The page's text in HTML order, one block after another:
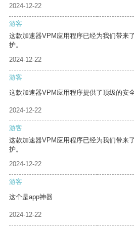
2024-12-22
游客
这款加速器VPM应用程序已经为我们带来
护。
2024-12-22
游客
这款加速器VPM应用程序提供了顶级的安
2024-12-22
游客
这款加速器VPM应用程序已经为我们带来
护。
2024-12-22
游客
这个是app神器
2024-12-22